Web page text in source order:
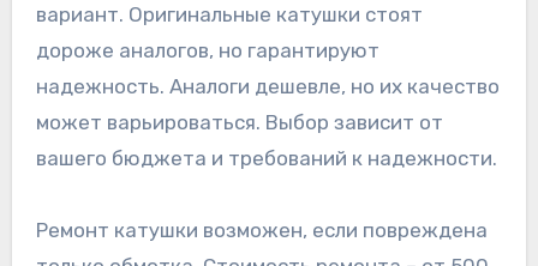
вариант. Оригинальные катушки стоят
дороже аналогов, но гарантируют
надежность. Аналоги дешевле, но их качество
может варьироваться. Выбор зависит от
вашего бюджета и требований к надежности.
Ремонт катушки возможен, если повреждена